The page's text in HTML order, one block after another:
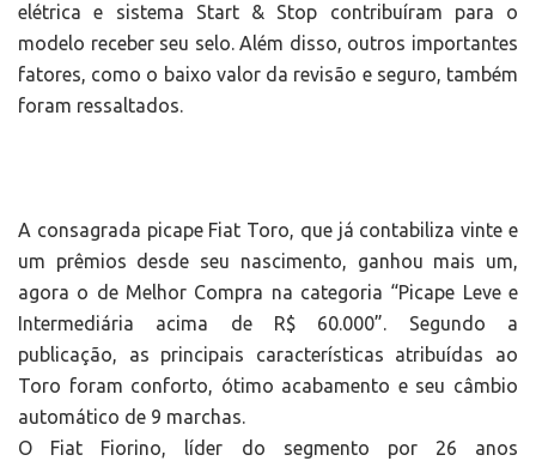
elétrica e sistema Start & Stop contribuíram para o
modelo receber seu selo. Além disso, outros importantes
fatores, como o baixo valor da revisão e seguro, também
foram ressaltados.
A consagrada picape Fiat Toro, que já contabiliza vinte e
um prêmios desde seu nascimento, ganhou mais um,
agora o de Melhor Compra na categoria “Picape Leve e
Intermediária acima de R$ 60.000”. Segundo a
publicação, as principais características atribuídas ao
Toro foram conforto, ótimo acabamento e seu câmbio
automático de 9 marchas.
O Fiat Fiorino, líder do segmento por 26 anos